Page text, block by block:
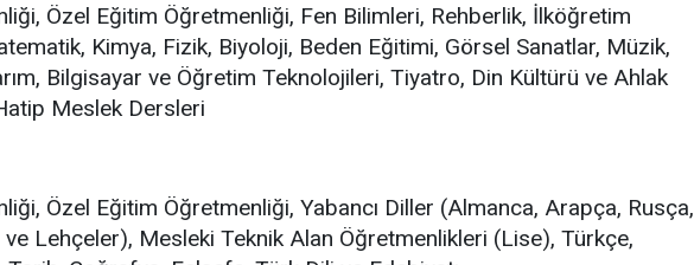
Özel Eğitim Öğretmenliği, Fen Bilimleri, Rehberlik, İlköğretim
Kimya, Fizik, Biyoloji, Beden Eğitimi, Görsel Sanatlar, Müzik,
Bilgisayar ve Öğretim Teknolojileri, Tiyatro, Din Kültürü ve Ahlak
Meslek Dersleri
Özel Eğitim Öğretmenliği, Yabancı Diller (Almanca, Arapça, Rusça,
Lehçeler), Mesleki Teknik Alan Öğretmenlikleri (Lise), Türkçe,